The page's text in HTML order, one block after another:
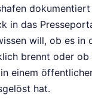
in das
will, ob es in
brennt oder ob
einem
hat.